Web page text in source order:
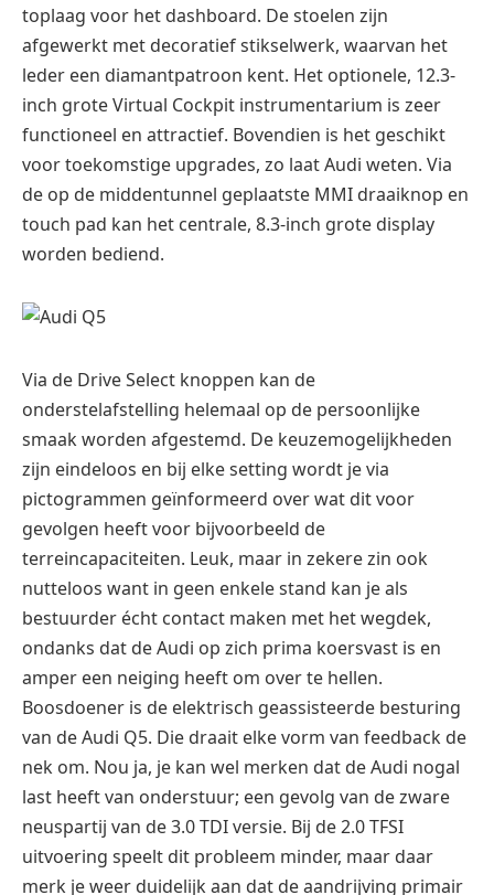
toplaag voor het dashboard. De stoelen zijn
afgewerkt met decoratief stikselwerk, waarvan het
leder een diamantpatroon kent. Het optionele, 12.3-
inch grote Virtual Cockpit instrumentarium is zeer
functioneel en attractief. Bovendien is het geschikt
voor toekomstige upgrades, zo laat Audi weten. Via
de op de middentunnel geplaatste MMI draaiknop en
touch pad kan het centrale, 8.3-inch grote display
worden bediend.
Via de Drive Select knoppen kan de
onderstelafstelling helemaal op de persoonlijke
smaak worden afgestemd. De keuzemogelijkheden
zijn eindeloos en bij elke setting wordt je via
pictogrammen geïnformeerd over wat dit voor
gevolgen heeft voor bijvoorbeeld de
terreincapaciteiten. Leuk, maar in zekere zin ook
nutteloos want in geen enkele stand kan je als
bestuurder écht contact maken met het wegdek,
ondanks dat de Audi op zich prima koersvast is en
amper een neiging heeft om over te hellen.
Boosdoener is de elektrisch geassisteerde besturing
van de Audi Q5. Die draait elke vorm van feedback de
nek om. Nou ja, je kan wel merken dat de Audi nogal
last heeft van onderstuur; een gevolg van de zware
neuspartij van de 3.0 TDI versie. Bij de 2.0 TFSI
uitvoering speelt dit probleem minder, maar daar
merk je weer duidelijk aan dat de aandrijving primair